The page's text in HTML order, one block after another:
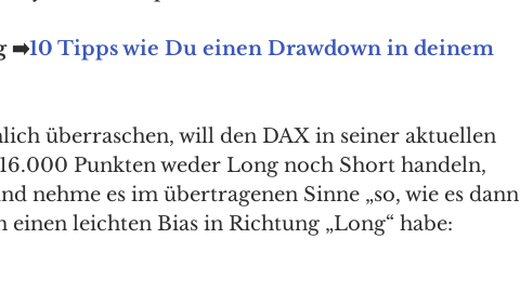
➡️10 Tipps wie Du einen Drawdown in deinem
überraschen, will den DAX in seiner aktuellen
Punkten weder Long noch Short handeln,
nehme es im übertragenen Sinne „so, wie es dann
einen leichten Bias in Richtung „Long“ habe: